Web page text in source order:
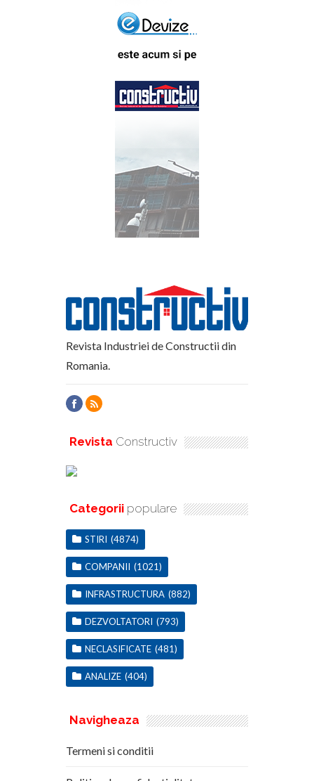
Revista Industriei de Constructii din
Romania.
Revista Constructiv
Categorii populare
STIRI (4874)
COMPANII (1021)
INFRASTRUCTURA (882)
DEZVOLTATORI (793)
NECLASIFICATE (481)
ANALIZE (404)
Navigheaza
Termeni si conditii